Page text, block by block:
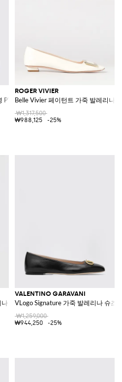
PVC 및 크리스탈 장식
ROGER VIVIER
Belle Vivier 페이턴트 가죽 발레리나
₩1,317,500
₩988,125
-25%
슈즈
VALENTINO GARAVANI
VLogo Signature 가죽 발레리나 슈즈
₩1,259,000
₩944,250
-25%